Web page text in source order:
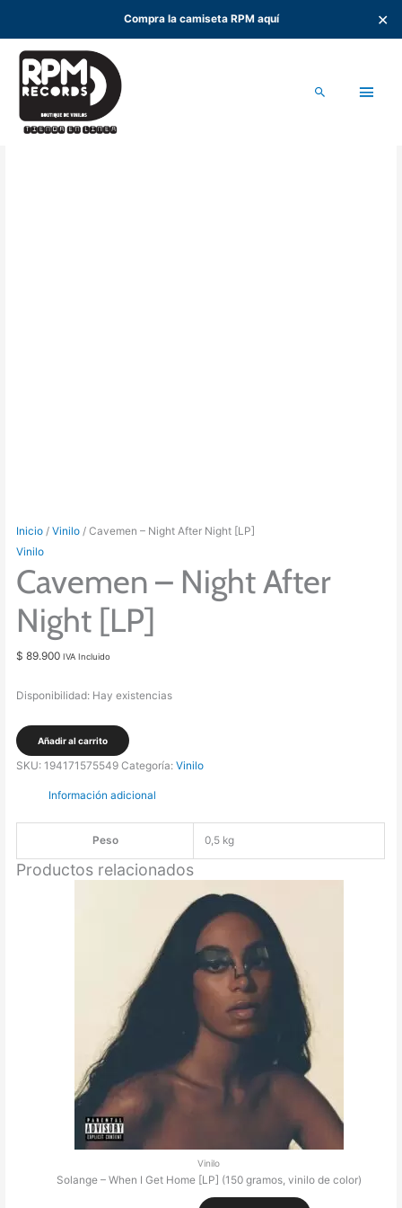
Compra la camiseta RPM aquí ✕
contenido
Buscar
Inicio /Vinilo / Cavemen – Night After Night [LP]
Vinilo
Cavemen – Night After
Night [LP]
$ 89.900 IVA Incluido
Disponibilidad: Hay existencias
Cavemen
-
cantidad
Añadir al carrito
SKU:194171575549 Categoría:Vinilo
Información adicional
Peso 0,5 kg
Productos relacionados
Vinilo
Solange – When I Get Home [LP] (150 gramos, vinilo de color)